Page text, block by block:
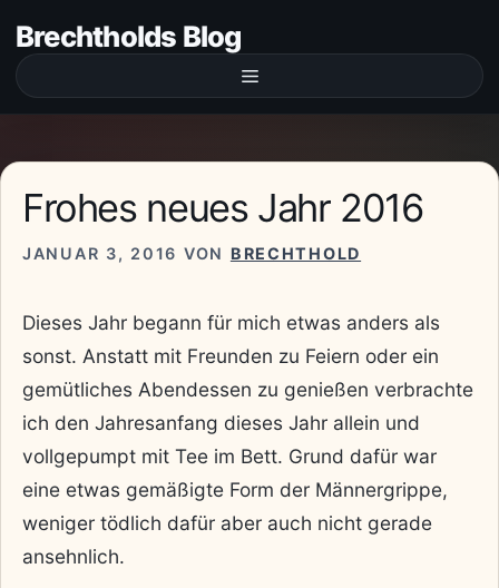
Inhalt
springen
Brechtholds Blog
Menü
Frohes neues Jahr 2016
JANUAR 3, 2016 VON BRECHTHOLD
Dieses Jahr begann für mich etwas anders als
sonst. Anstatt mit Freunden zu Feiern oder ein
gemütliches Abendessen zu genießen verbrachte
ich den Jahresanfang dieses Jahr allein und
vollgepumpt mit Tee im Bett. Grund dafür war
eine etwas gemäßigte Form der Männergrippe,
weniger tödlich dafür aber auch nicht gerade
ansehnlich.